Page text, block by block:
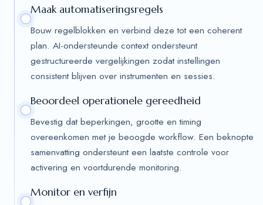
Maak automatiseringsregels
Bouw regelblokken en verbind deze tot een coherent
plan. AI-ondersteunde context ondersteunt
gestructureerde vergelijkingen zodat instellingen
consistent blijven over instrumenten en sessies.
Beoordeel operationele gereedheid
Bevestig dat beperkingen, grootte en timing
overeenkomen met je beoogde workflow. Een beknopte
samenvatting ondersteunt een laatste controle voor
activering en voortdurende monitoring.
Monitor en verfijn